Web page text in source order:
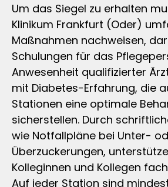
Um das Siegel zu erhalten
Klinikum Frankfurt (Oder)
Maßnahmen nachweisen,
Schulungen für das
Anwesenheit qualifizierter
mit Diabetes-Erfahrung, die
Stationen eine optimale
sicherstellen. Durch
wie Notfallpläne bei Unter-
Überzuckerungen,
Kolleginnen und Kollegen
Auf jeder Station sind